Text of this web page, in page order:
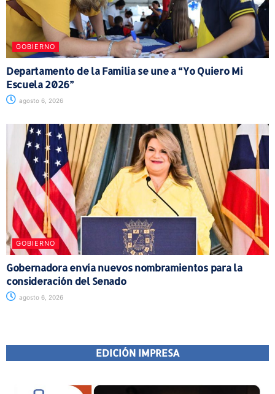
GOBIERNO
Departamento de la Familia se une a “Yo Quiero Mi
Escuela 2026”
agosto 6, 2026
GOBIERNO
Gobernadora envía nuevos nombramientos para la
consideración del Senado
agosto 6, 2026
EDICIÓN IMPRESA